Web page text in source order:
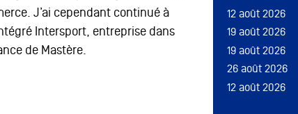
J’ai cependant continué à
Intersport, entreprise dans
de Mastère.
19 août 2026
19 août 2026
26 août 2026
12 août 2026
19 août 2026
19 août 2026
26 août 2026
12 août 2026